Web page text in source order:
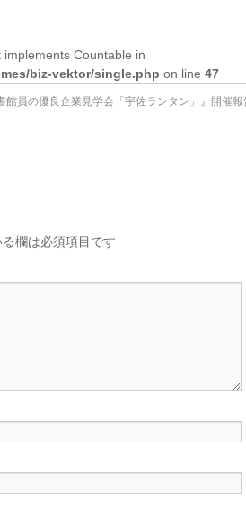
Countable in
biz-vektor/single.php on line 47
館員の優良企業見学会「宇佐ランタン」』開催報
欄は必須項目です